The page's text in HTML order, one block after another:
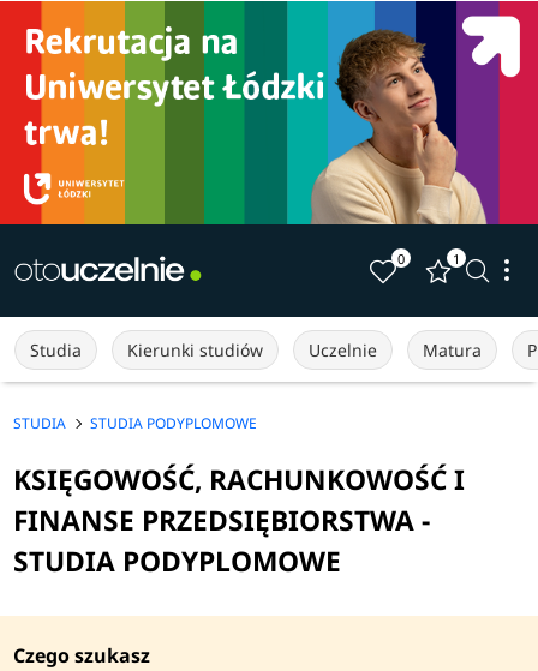
0 1
Studia Kierunki studiów Uczelnie Matura
STUDIA STUDIA PODYPLOMOWE
KSIĘGOWOŚĆ, RACHUNKOWOŚĆ I
FINANSE PRZEDSIĘBIORSTWA -
STUDIA PODYPLOMOWE
Czego szukasz